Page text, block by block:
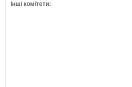
Інші комітети: